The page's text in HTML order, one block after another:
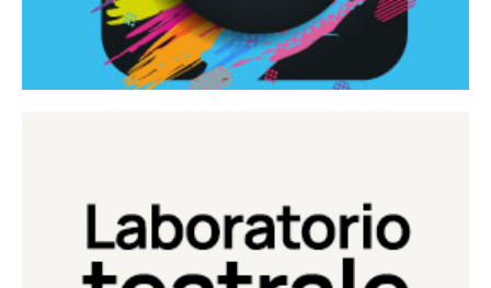
Laboratorio di teatro del Teatro Eduardo de Filippo
Continua